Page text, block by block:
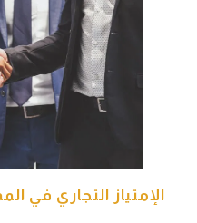
الإمتياز التجاري في